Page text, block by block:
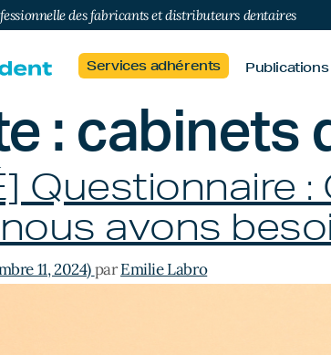
des fabricants et distributeurs dentaires
Services adhérents Publications
: cabinets
Questionnaire
avons
11, 2024)par Emilie Labro